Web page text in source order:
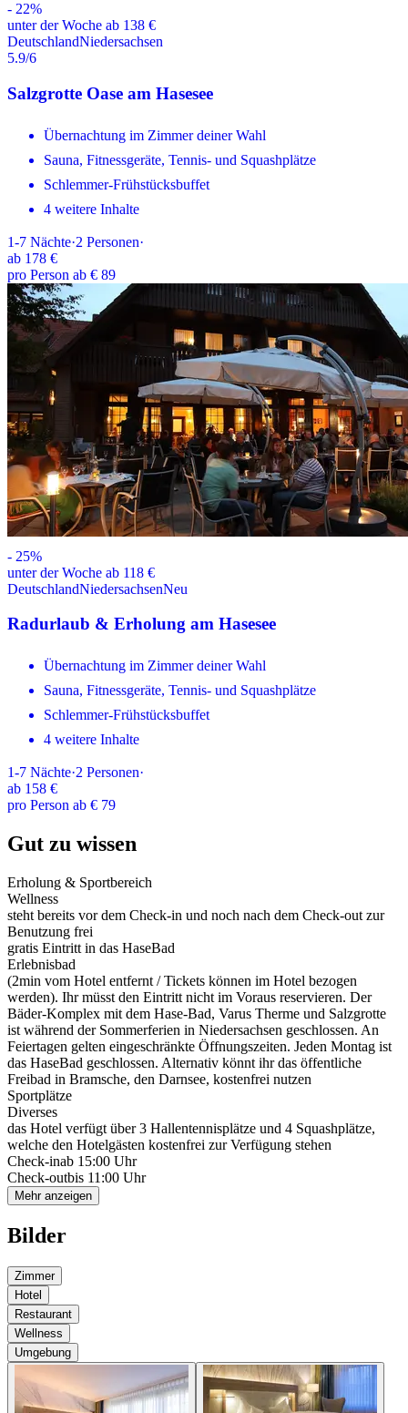
- 22%
unter der Woche ab 138 €
DeutschlandNiedersachsen
5.9/6
Salzgrotte Oase am Hasesee
Übernachtung im Zimmer deiner Wahl
Sauna, Fitnessgeräte, Tennis- und Squashplätze
Schlemmer-Frühstücksbuffet
4 weitere Inhalte
1-7 Nächte·2 Personen·
ab 178 €
pro Person ab € 89
- 25%
unter der Woche ab 118 €
DeutschlandNiedersachsenNeu
Radurlaub & Erholung am Hasesee
Übernachtung im Zimmer deiner Wahl
Sauna, Fitnessgeräte, Tennis- und Squashplätze
Schlemmer-Frühstücksbuffet
4 weitere Inhalte
1-7 Nächte·2 Personen·
ab 158 €
pro Person ab € 79
Gut zu wissen
Erholung & Sportbereich
Wellness
steht bereits vor dem Check-in und noch nach dem Check-out zur
Benutzung frei
gratis Eintritt in das HaseBad
Erlebnisbad
(2min vom Hotel entfernt / Tickets können im Hotel bezogen
werden). Ihr müsst den Eintritt nicht im Voraus reservieren. Der
Bäder-Komplex mit dem Hase-Bad, Varus Therme und Salzgrotte
ist während der Sommerferien in Niedersachsen geschlossen. An
Feiertagen gelten eingeschränkte Öffnungszeiten. Jeden Montag ist
das HaseBad geschlossen. Alternativ könnt ihr das öffentliche
Freibad in Bramsche, den Darnsee, kostenfrei nutzen
Sportplätze
Diverses
das Hotel verfügt über 3 Hallentennisplätze und 4 Squashplätze,
welche den Hotelgästen kostenfrei zur Verfügung stehen
Check-inab 15:00 Uhr
Check-outbis 11:00 Uhr
Mehr anzeigen
Bilder
Zimmer
Hotel
Restaurant
Wellness
Umgebung